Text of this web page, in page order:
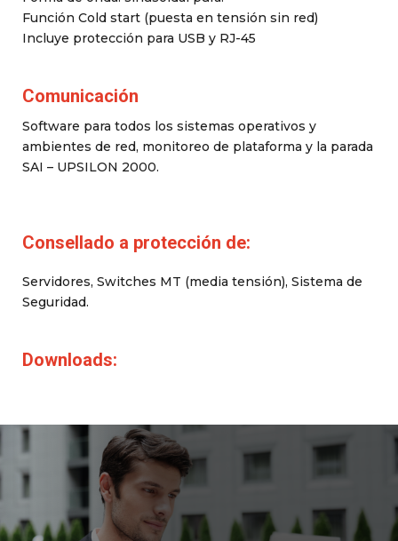
Función Cold start (puesta en tensión sin red)
Incluye protección para USB y RJ-45
Comunicación
Software para todos los sistemas operativos y
ambientes de red, monitoreo de plataforma y la parada
SAI – UPSILON 2000.
Consellado a protección de:
Servidores, Switches MT (media tensión), Sistema de
Seguridad.
Downloads: